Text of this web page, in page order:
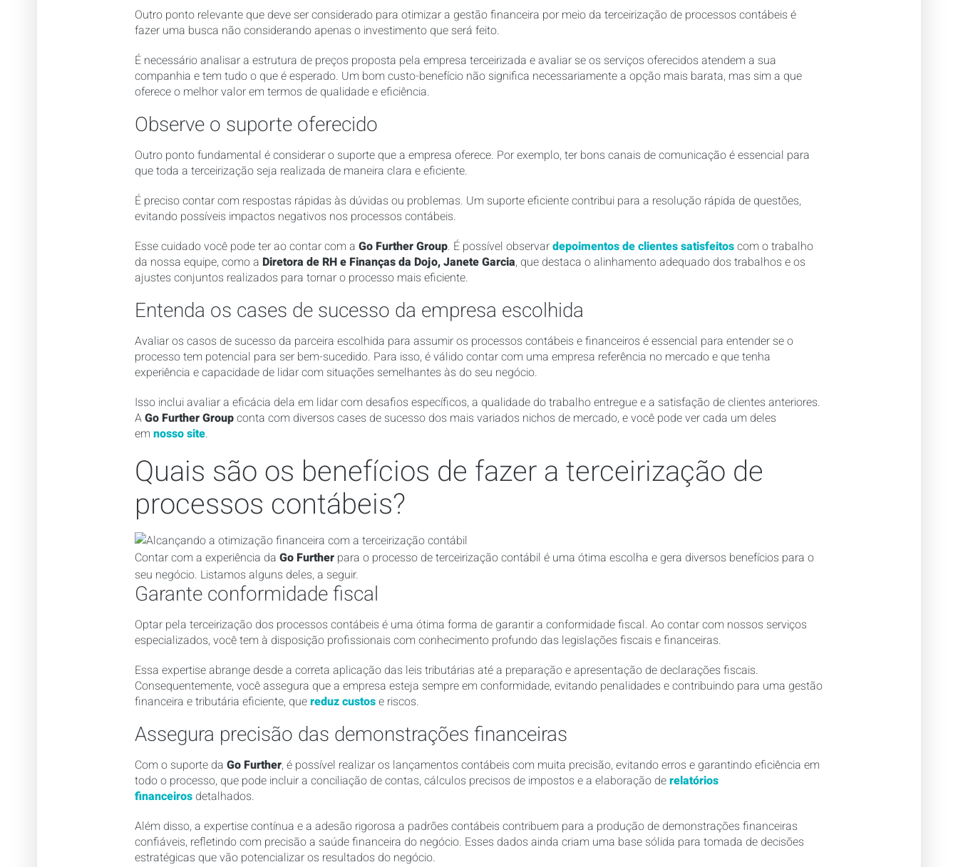
Outro ponto relevante que deve ser considerado para otimizar a gestão financeira por meio da terceirização de processos contábeis é
fazer uma busca não considerando apenas o investimento que será feito.
É necessário analisar a estrutura de preços proposta pela empresa terceirizada e avaliar se os serviços oferecidos atendem a sua
companhia e tem tudo o que é esperado. Um bom custo-benefício não significa necessariamente a opção mais barata, mas sim a que
oferece o melhor valor em termos de qualidade e eficiência.
Observe o suporte oferecido
Outro ponto fundamental é considerar o suporte que a empresa oferece. Por exemplo, ter bons canais de comunicação é essencial para
que toda a terceirização seja realizada de maneira clara e eficiente.
É preciso contar com respostas rápidas às dúvidas ou problemas. Um suporte eficiente contribui para a resolução rápida de questões,
evitando possíveis impactos negativos nos processos contábeis.
Esse cuidado você pode ter ao contar com a Go Further Group. É possível observardepoimentos de clientes satisfeitoscom o trabalho
da nossa equipe, como a Diretora de RH e Finanças da Dojo, Janete Garcia, que destaca o alinhamento adequado dos trabalhos e os
ajustes conjuntos realizados para tornar o processo mais eficiente.
Entenda os cases de sucesso da empresa escolhida
Avaliar os casos de sucesso da parceira escolhida para assumir os processos contábeis e financeiros é essencial para entender se o
processo tem potencial para ser bem-sucedido. Para isso, é válido contar com uma empresa referência no mercado e que tenha
experiência e capacidade de lidar com situações semelhantes às do seu negócio.
Isso inclui avaliar a eficácia dela em lidar com desafios específicos, a qualidade do trabalho entregue e a satisfação de clientes anteriores.
AGo Further Groupconta com diversos cases de sucesso dos mais variados nichos de mercado, e você pode ver cada um deles
em nosso site.
Quais são os benefícios de fazer a terceirização de
processos contábeis?
Contar com a experiência da Go Furtherpara o processo de terceirização contábil é uma ótima escolha e gera diversos benefícios para o
seu negócio. Listamos alguns deles, a seguir.
Garante conformidade fiscal
Optar pela terceirização dos processos contábeis é uma ótima forma de garantir a conformidade fiscal. Ao contar com nossos serviços
especializados, você tem à disposição profissionais com conhecimento profundo das legislações fiscais e financeiras.
Essa expertise abrange desde a correta aplicação das leis tributárias até a preparação e apresentação de declarações fiscais.
Consequentemente, você assegura que a empresa esteja sempre em conformidade, evitando penalidades e contribuindo para uma gestão
financeira e tributária eficiente, quereduz custose riscos.
Assegura precisão das demonstrações financeiras
Com o suporte da Go Further, é possível realizar os lançamentos contábeis com muita precisão, evitando erros e garantindo eficiência em
todo o processo, que pode incluir a conciliação de contas, cálculos precisos de impostos e a elaboração derelatórios
financeirosdetalhados.
Além disso, a expertise contínua e a adesão rigorosa a padrões contábeis contribuem para a produção de demonstrações financeiras
confiáveis, refletindo com precisão a saúde financeira do negócio. Esses dados ainda criam uma base sólida para tomada de decisões
estratégicas que vão potencializar os resultados do negócio.